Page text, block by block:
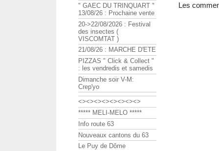
Les
" GAEC DU TRINQUART "
13/08/26 : Prochaine vente
20->22/08/2026 : Festival
des insectes (
VISCOMTAT )
21/08/26 : MARCHE D'ETE
PIZZAS " Click & Collect "
: les vendredis et samedis
Dimanche soir V-M:
Crep'yo
<><><><><><><><>
***** MELI-MELO *****
Info route 63
Nouveaux cantons du 63
Le Puy de Dôme